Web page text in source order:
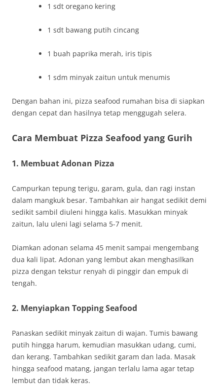
1 sdt oregano kering
1 sdt bawang putih cincang
1 buah paprika merah, iris tipis
1 sdm minyak zaitun untuk menumis
Dengan bahan ini, pizza seafood rumahan bisa di siapkan
dengan cepat dan hasilnya tetap menggugah selera.
Cara Membuat Pizza Seafood yang Gurih
1. Membuat Adonan Pizza
Campurkan tepung terigu, garam, gula, dan ragi instan
dalam mangkuk besar. Tambahkan air hangat sedikit demi
sedikit sambil diuleni hingga kalis. Masukkan minyak
zaitun, lalu uleni lagi selama 5-7 menit.
Diamkan adonan selama 45 menit sampai mengembang
dua kali lipat. Adonan yang lembut akan menghasilkan
pizza dengan tekstur renyah di pinggir dan empuk di
tengah.
2. Menyiapkan Topping Seafood
Panaskan sedikit minyak zaitun di wajan. Tumis bawang
putih hingga harum, kemudian masukkan udang, cumi,
dan kerang. Tambahkan sedikit garam dan lada. Masak
hingga seafood matang, jangan terlalu lama agar tetap
lembut dan tidak keras.